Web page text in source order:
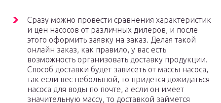
Сразу можно провести сравнения характеристик
и цен насосов от различных дилеров, и после
этого оформить заявку на заказ. Делая такой
онлайн заказ, как правило, у вас есть
возможность организовать доставку продукции.
Способ доставки будет зависеть от массы насоса,
так если вес небольшой, то придется дожидаться
насоса для воды по почте, а если он имеет
значительную массу, то доставкой займется